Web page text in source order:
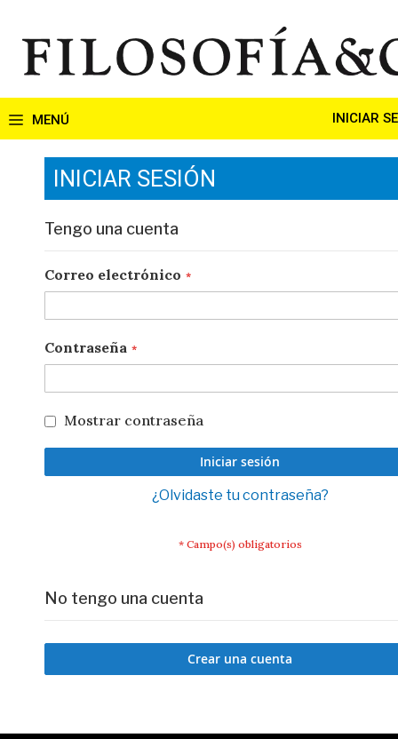
contenido
INICIAR
INICIAR SESIÓN
Tengo una cuenta
Correo electrónico
Contraseña
Mostrar contraseña
Iniciar sesión
¿Olvidaste tu contraseña?
No tengo una cuenta
Crear una cuenta